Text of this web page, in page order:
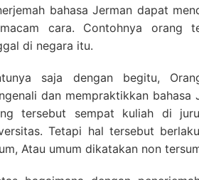
bahasa Jerman dapat
cara. Contohnya orang
di negara itu.
saja dengan begitu,
dan mempraktikkan
tersebut sempat kuliah di
Tetapi hal tersebut
Atau umum dikatakan non